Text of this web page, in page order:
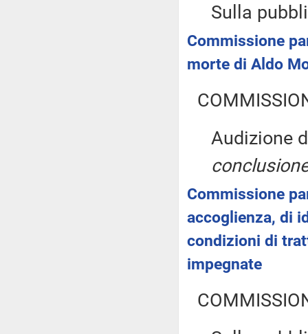
Sulla
Commissione
morte di Aldo
Audizione
Commissione
accoglienza, di
condizioni di
impegnate